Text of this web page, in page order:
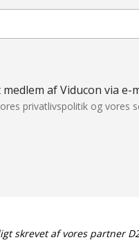
af Viducon via e-
privatlivspolitik og vores
skrevet af vores partner